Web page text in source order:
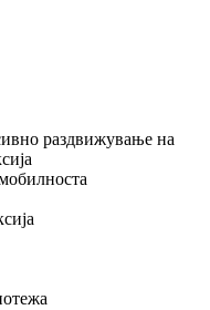
раздвижување на